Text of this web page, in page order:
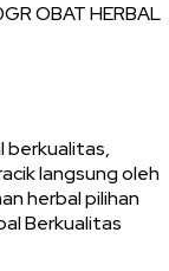
OBAT HERBAL
berkualitas,
langsung oleh
herbal pilihan
Berkualitas